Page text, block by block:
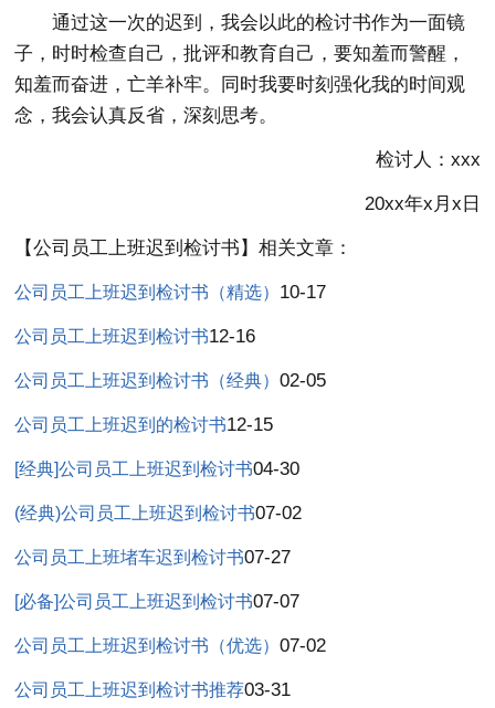
通过这一次的迟到，我会以此的检讨书作为一面镜
子，时时检查自己，批评和教育自己，要知羞而警醒，
知羞而奋进，亡羊补牢。同时我要时刻强化我的时间观
念，我会认真反省，深刻思考。
检讨人：xxx
20xx年x月x日
【公司员工上班迟到检讨书】相关文章：
公司员工上班迟到检讨书（精选） 10-17
公司员工上班迟到检讨书12-16
公司员工上班迟到检讨书（经典）02-05
公司员工上班迟到的检讨书12-15
[经典]公司员工上班迟到检讨书04-30
(经典)公司员工上班迟到检讨书07-02
公司员工上班堵车迟到检讨书07-27
[必备]公司员工上班迟到检讨书07-07
公司员工上班迟到检讨书（优选）07-02
公司员工上班迟到检讨书推荐03-31